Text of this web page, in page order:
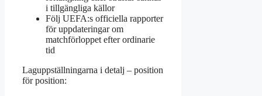
i tillgängliga källor
Följ UEFA:s officiella rapporter
för uppdateringar om
matchförloppet efter ordinarie
tid
Laguppställningarna i detalj – position
för position: